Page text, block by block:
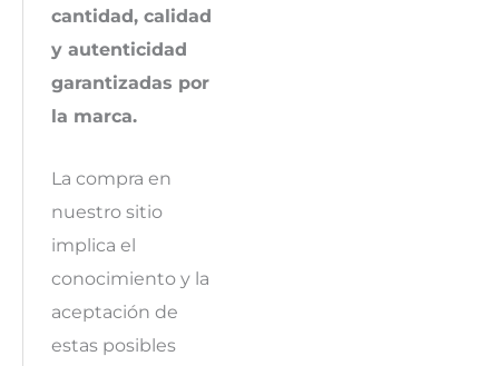
cantidad, calidad
y autenticidad
garantizadas por
la marca.
La compra en
nuestro sitio
implica el
conocimiento y la
aceptación de
estas posibles